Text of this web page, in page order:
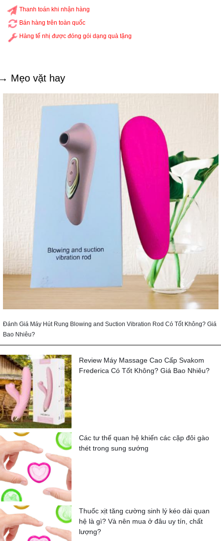
Thanh toán khi nhận hàng
Bán hàng trên toàn quốc
Hàng tế nhị được đóng gói dạng quà tặng
Mẹo vặt hay
Đánh Giá Máy Hút Rung Blowing and Suction Vibration Rod Có Tốt Không? Giá
Bao Nhiêu?
Review Máy Massage Cao Cấp Svakom
Frederica Có Tốt Không? Giá Bao Nhiêu?
Các tư thế quan hệ khiến các cặp đôi gào
thét trong sung sướng
Thuốc xịt tăng cường sinh lý kéo dài quan
hệ là gì? Và nên mua ở đâu uy tín, chất
lượng?